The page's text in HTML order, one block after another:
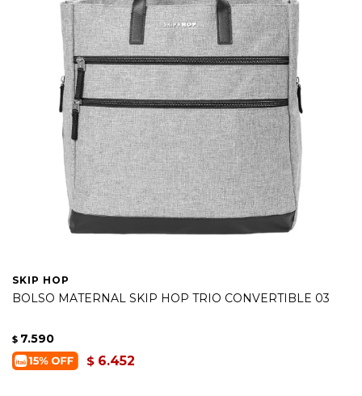
SKIP HOP
BOLSO MATERNAL SKIP HOP TRIO CONVERTIBLE 03
$ 7.590
$ 6.452